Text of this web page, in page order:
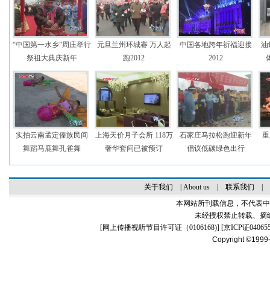
“中国第一水乡”周庄举行
祭祖大典庆新年
元旦兰州环城赛 万人起
跑2012
中国各地跨年祈福迎接
2012
油
实拍云南孟定傣族民间
舞蹈马鹿舞孔雀舞
上海天价月子会所 118万
奢华套间已被预订
石家庄马拉松跑迎新年
倡议低碳绿色出行
关于我们 About us| 联系我们
本网站所刊载信息，不代表
未经授权禁止转载、摘
[网上传播视听节目许可证（0106168)] [京ICP证
Copyright